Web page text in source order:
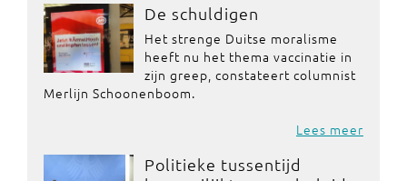
De schuldigen
Het strenge Duitse moralisme
heeft nu het thema vaccinatie in
zijn greep, constateert columnist
Merlijn Schoonenboom.
Lees meer
Politieke tussentijd